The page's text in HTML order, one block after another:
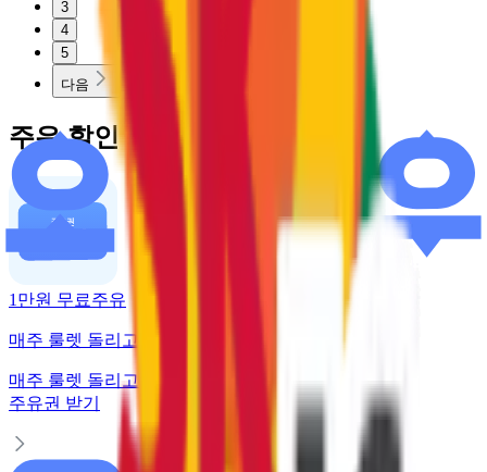
3
4
5
다음
주유 할인 혜택
1만원 무료주유
매주 룰렛 돌리고 주유권 받기
매주 룰렛 돌리고
주유권 받기